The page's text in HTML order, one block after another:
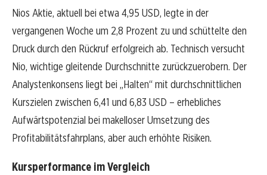
Nios Aktie, aktuell bei etwa 4,95 USD, legte in der
vergangenen Woche um 2,8 Prozent zu und schüttelte den
Druck durch den Rückruf erfolgreich ab. Technisch versucht
Nio, wichtige gleitende Durchschnitte zurückzuerobern. Der
Analystenkonsens liegt bei „Halten“ mit durchschnittlichen
Kurszielen zwischen 6,41 und 6,83 USD – erhebliches
Aufwärtspotenzial bei makelloser Umsetzung des
Profitabilitätsfahrplans, aber auch erhöhte Risiken.
Kursperformance im Vergleich